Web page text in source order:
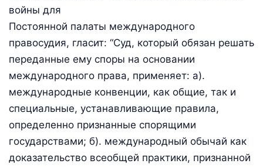
войны для
Постоянной палаты международного
правосудия, гласит: “Суд, который обязан решать
переданные ему споры на основании
международного права, применяет: а).
международные конвенции, как общие, так и
специальные, устанавливающие правила,
определенно признанные спорящими
государствами; б). международный обычай как
доказательство всеобщей практики, признанной